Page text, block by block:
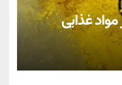
مواد غذایی